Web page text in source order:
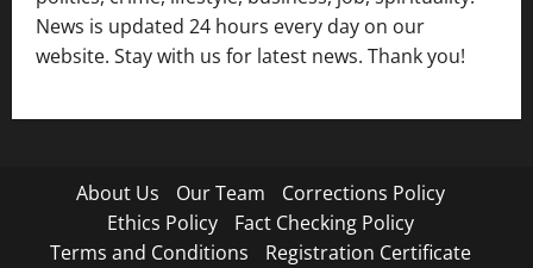
News is updated 24 hours every day on our
website. Stay with us for latest news. Thank you!
About Us Our Team
Corrections Policy
Ethics Policy
Fact Checking Policy
Terms and Conditions
Registration Certificate